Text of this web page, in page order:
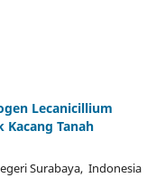
Lecanicillium
Tanah
Surabaya, Indonesia